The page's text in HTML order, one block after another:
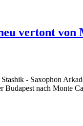
vertont von
- Saxophon
nach Monte